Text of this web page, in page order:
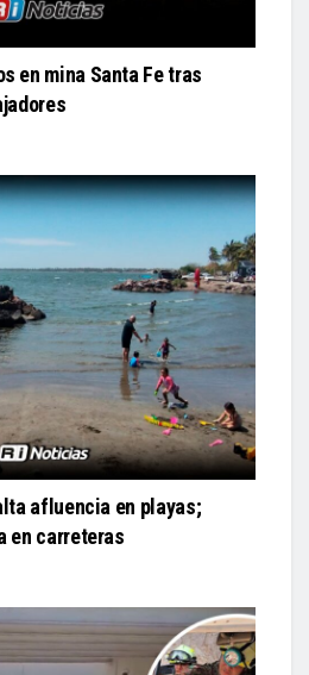
en mina Santa Fe tras
afluencia en playas;
en carreteras